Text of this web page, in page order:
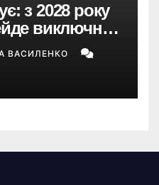
з 2028 року
виключно
ВАСИЛЕНКО